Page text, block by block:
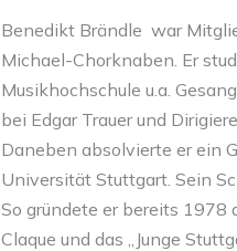
Benedikt Brändle war
Michael-Chorknaben. Er
Musikhochschule u.a.
bei Edgar Trauer und
Daneben absolvierte er ein
Universität Stuttgart. Sein
So gründete er bereits 1978
Claque und das „Junge